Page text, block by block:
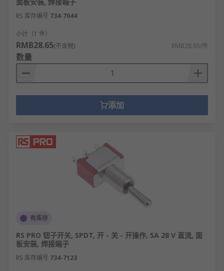
RS 库存编号 734-7044
小计（1 件）
RMB28.65(不含税) RMB28.65/件
数量
添加
有库存
RS PRO 钮子开关, SPDT, 开 - 关 - 开操作, 5A 28 V 直流, 面
板安装, 焊接端子
RS 库存编号 734-7123